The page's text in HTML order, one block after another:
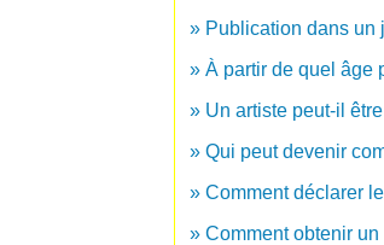
Publication dans un
À partir de quel âge
Un artiste peut-il
Qui peut devenir
Comment déclarer
Comment obtenir